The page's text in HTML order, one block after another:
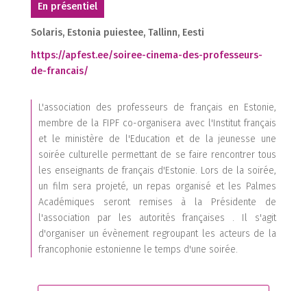
En présentiel
Solaris, Estonia puiestee, Tallinn, Eesti
https://apfest.ee/soiree-cinema-des-professeurs-
de-francais/
L'association des professeurs de français en Estonie,
membre de la FIPF co-organisera avec l'Institut français
et le ministère de l'Education et de la jeunesse une
soirée culturelle permettant de se faire rencontrer tous
les enseignants de français d'Estonie. Lors de la soirée,
un film sera projeté, un repas organisé et les Palmes
Académiques seront remises à la Présidente de
l'association par les autorités françaises . Il s'agit
d'organiser un évènement regroupant les acteurs de la
francophonie estonienne le temps d'une soirée.